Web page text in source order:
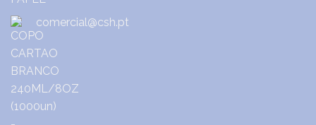
comercial@csh.pt